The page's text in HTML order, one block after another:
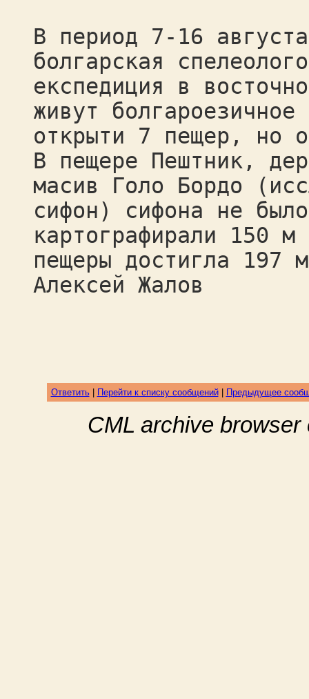
В период 7-16
болгарская
експедиция в
живут
открыти 7 пещер, но
В пещере Пештник,
масив Голо Бордо
сифон) сифона не
картографирали 150
пещеры достигла 197
Алексей Жалов
Ответить| Перейти к списку сообщений| Предыдущее
CML archive